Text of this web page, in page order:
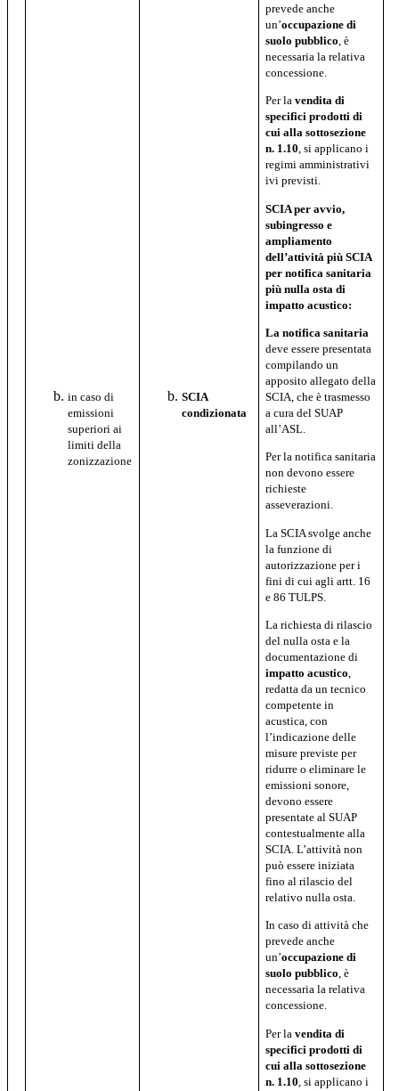
prevede anche
un’occupazione di
suolo pubblico , è
necessaria la relativa
concessione.
Per lavendita di
specifici prodotti di
cui alla sottosezione
n. 1.10, si applicano i
regimi amministrativi
ivi previsti.
SCIA per avvio,
subingresso e
ampliamento
dell’attività più SCIA
per notifica sanitaria
più nulla osta di
impatto acustico:
La notifica sanitaria
deve essere presentata
compilando un
apposito allegato della
SCIA, che è trasmesso
a cura del SUAP
all’ASL.
Per la notifica sanitaria
non devono essere
richieste
asseverazioni.
La SCIA svolge anche
la funzione di
autorizzazione per i
fini di cui agli artt. 16
e 86 TULPS.
La richiesta di rilascio
del nulla osta e la
documentazione di
impatto acustico
redatta da un tecnico
competente in
acustica, con
l’indicazione delle
misure previste per
ridurre o eliminare le
emissioni sonore,
devono essere
presentate al SUAP
contestualmente alla
SCIA. L’attività non
può essere iniziata
fino al rilascio del
relativo nulla osta.
In caso di attività che
prevede anche
un’occupazione di
suolo pubblico, è
necessaria la relativa
concessione.
Per lavendita di
specifici prodotti di
cui alla sottosezione
n. 1.10 , si applicano i
in caso di
emissioni
superiori ai
limiti della
zonizzazione
SCIA
condizionata